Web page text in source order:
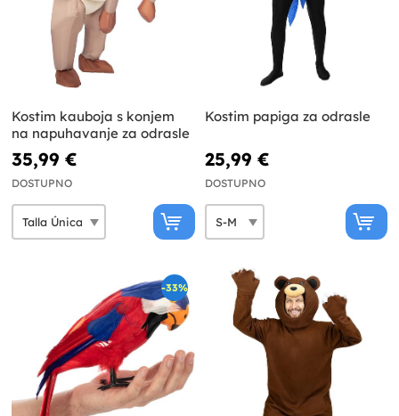
Kostim kauboja s konjem
na napuhavanje za odrasle
35,99 €
DOSTUPNO
Kostim papiga za odrasle
25,99 €
DOSTUPNO
-33%